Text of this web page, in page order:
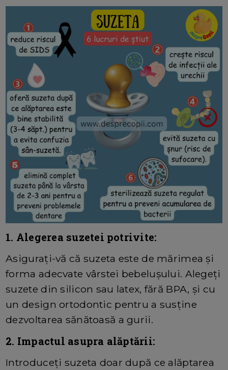
1. Alegerea suzetei potrivite:
Asigurați-vă că suzeta este de mărimea și
forma adecvate vârstei bebelușului. Alegeți
suzete din silicon sau latex, fără BPA, și cu
un design ortodontic pentru a susține
dezvoltarea sănătoasă a gurii.
2. Impactul asupra alăptării:
Introduceți suzeta doar după ce alăptarea